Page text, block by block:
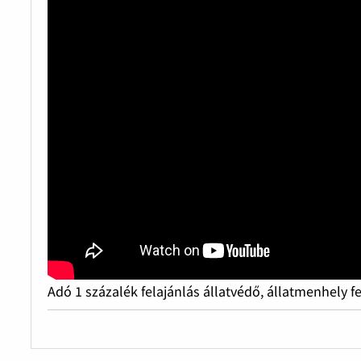
Adó 1 százalék felajánlás állatvédő, állatmenhely